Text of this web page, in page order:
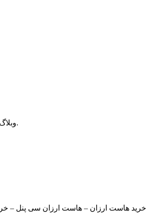
وبلاگ پارسه دو مجموعه‌ای از مقالات آموزش وردپرس، افزونه وردپرس، هاست و دامنه، سئو و بهینه سازی است که سعی دارد بهترین مقالات در این زمینه ارائه دهد.
خرید هاست ارزان – هاست ارزان سی پنل –